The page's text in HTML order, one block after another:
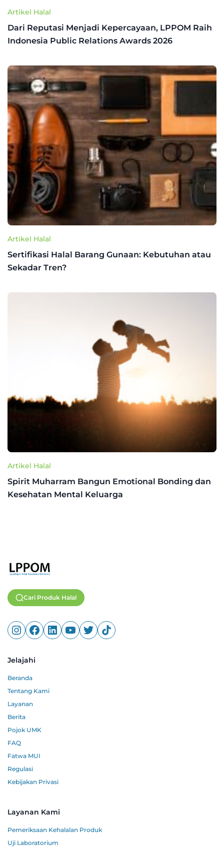
Artikel Halal
Dari Reputasi Menjadi Kepercayaan, LPPOM Raih
Indonesia Public Relations Awards 2026
Artikel Halal
Sertifikasi Halal Barang Gunaan: Kebutuhan atau
Sekadar Tren?
Artikel Halal
Spirit Muharram Bangun Emotional Bonding dan
Kesehatan Mental Keluarga
Cari Produk Halal
Jelajahi
Beranda
Tentang Kami
Layanan
Berita
Pojok UMK
FAQ
Fatwa MUI
Regulasi
Kebijakan Privasi
Layanan Kami
Pemeriksaan Kehalalan Produk
Uji Laboratorium